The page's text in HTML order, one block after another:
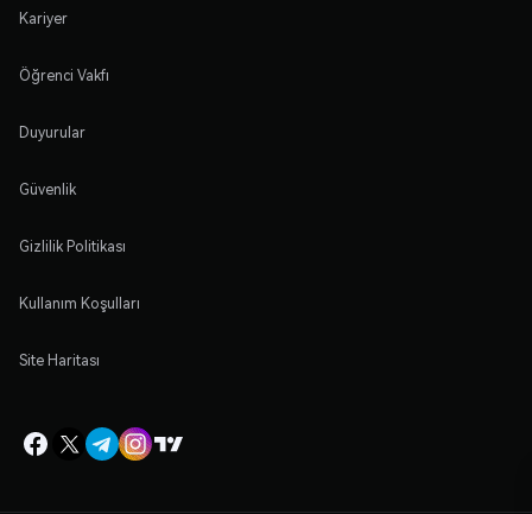
Kariyer
Öğrenci Vakfı
Duyurular
Güvenlik
Gizlilik Politikası
Kullanım Koşulları
Site Haritası